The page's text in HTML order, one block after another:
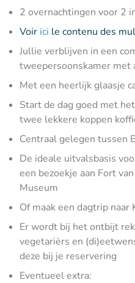
2 overnachtingen voor 2
Voir ici le contenu des
Jullie verblijven in een
tweepersoonskamer
Met een heerlijk glaasje
Start de dag goed met
twee lekkere koppen
Centraal gelegen tussen
De ideale uitvalsbasis
een bezoekje aan Fort
Museum
Of maak een dagtrip naar
Er wordt bij het ontbijt
vegetariërs en
deze bij je reservering
Eventueel extra: